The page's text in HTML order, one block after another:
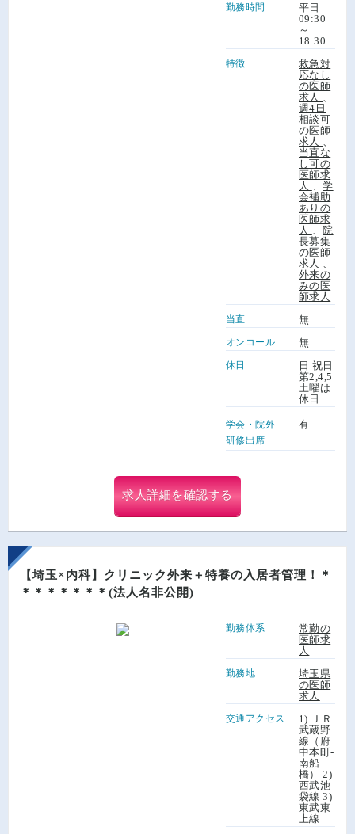
勤務時間
平日
09:30
～
18:30
特徴
救急対
応なし
の医師
求人
週4日
相談可
の医師
求人
当直な
し可の
医師求
人
、学
会補助
ありの
医師求
人
院
長募集
の医師
求人
外来の
みの医
師求人
当直 無
オンコール 無
休日
日 祝日
第2,4,5
土曜は
休日
学会・院外
研修出席
有
求人詳細を確認する
【埼玉×内科】クリニック外来＋特養の入居者管理！＊
＊＊＊＊＊＊＊(法人名非公開)
勤務体系
常勤の
医師求
人
勤務地
埼玉県
の医師
求人
交通アクセス
1) ＪＲ
武蔵野
線（府
中本町-
南船
橋） 2)
西武池
袋線 3)
東武東
上線